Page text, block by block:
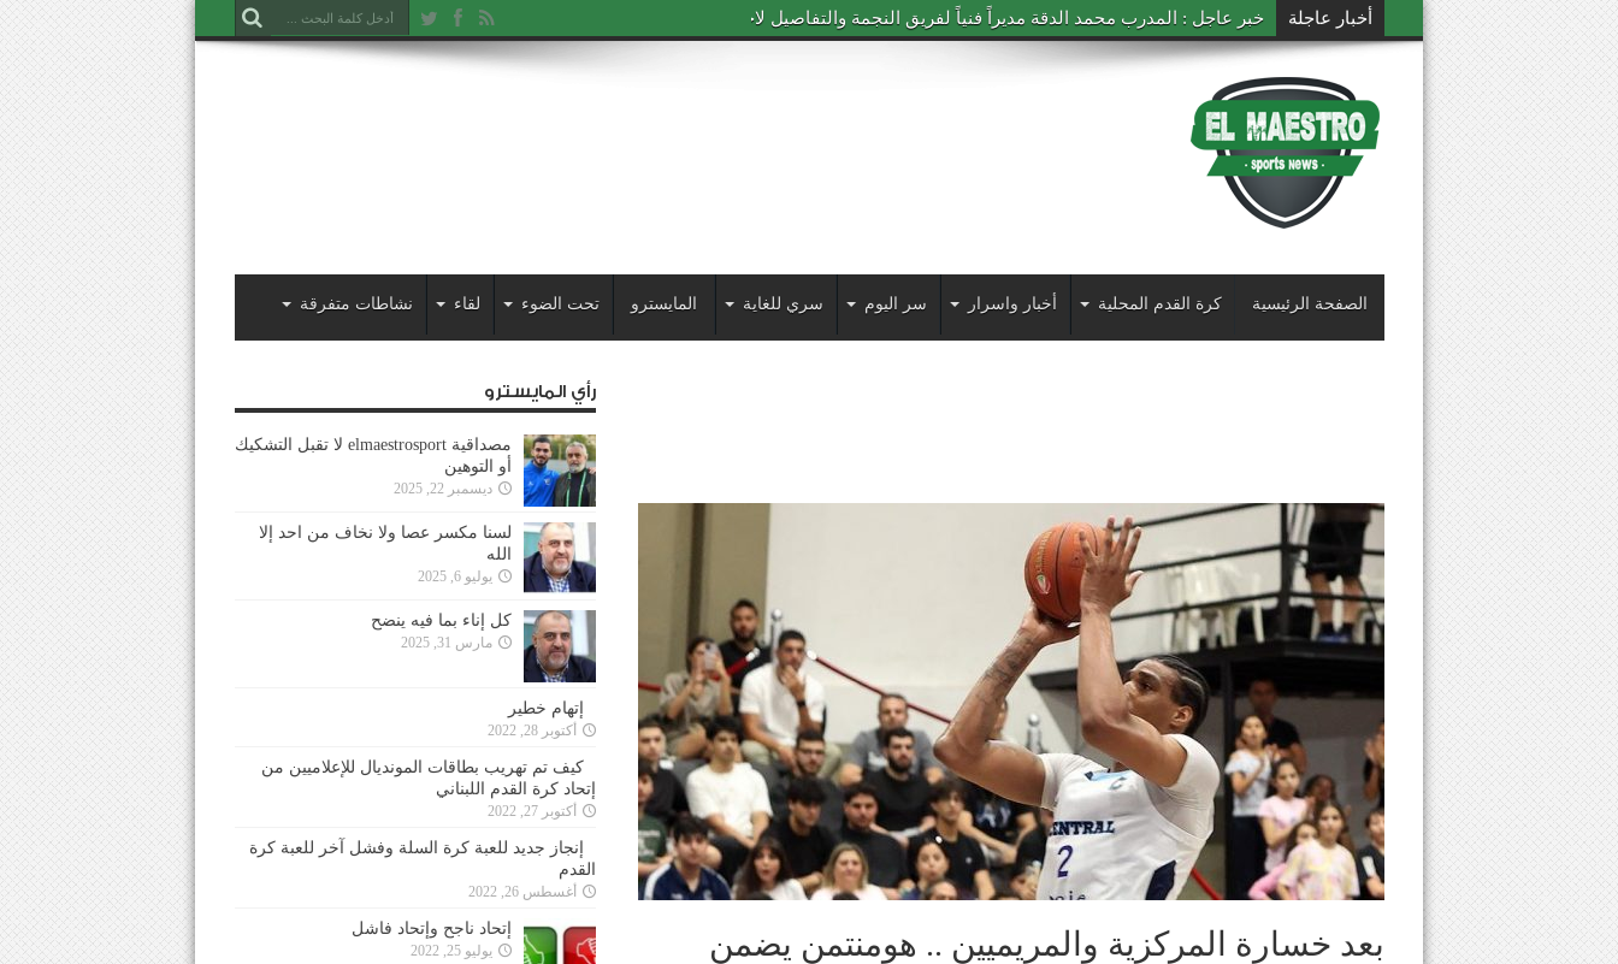
أخبار عاجلة خبر عاجل : المدرب محمد الدقة مديراً فنياً لفريق النجمة والتفاصيل لاحقاً
الصفحة الرئيسية كرة القدم المحلية أخبار واسرار سر اليوم سري للغاية المايسترو تحت الضوء لقاء نشاطات متفرقة
بعد خسارة المركزية والمريميين .. هومنتمن يضمن
رأي المايسترو
مصداقية elmaestrosport لا تقبل التشكيك
أو التوهين
ديسمبر 22, 2025
لسنا مكسر عصا ولا نخاف من احد إلا
الله
يوليو 6, 2025
كل إناء بما فيه ينضح
مارس 31, 2025
إتهام خطير
أكتوبر 28, 2022
كيف تم تهريب بطاقات المونديال للإعلاميين من
إتحاد كرة القدم اللبناني
أكتوبر 27, 2022
إنجاز جديد للعبة كرة السلة وفشل آخر للعبة كرة
القدم
أغسطس 26, 2022
إتحاد ناجح وإتحاد فاشل
يوليو 25, 2022